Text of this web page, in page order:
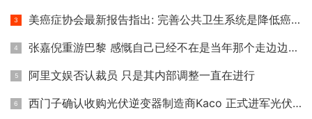
美癌症协会最新报告指出: 完善公共卫生系统是降低癌症死亡率
张嘉倪重游巴黎 感慨自己已经不在是当年那个走边边的小小姑娘
阿里文娱否认裁员 只是其内部调整一直在进行
西门子确认收购光伏逆变器制造商Kaco 正式进军光伏家用储能市